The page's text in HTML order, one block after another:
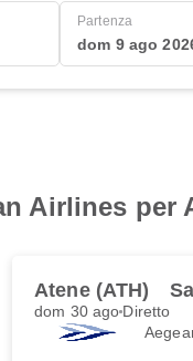
Partenza
dom 9 ago
Airlines per
Atene (ATH)
dom 30 ago Diretto